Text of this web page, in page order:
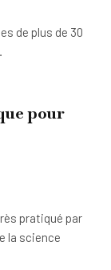
de plus de 30
pour
pratiqué par
la science